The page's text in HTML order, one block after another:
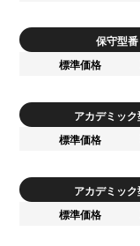
保守型
標準価格
アカデミッ
標準価格
アカデミッ
標準価格